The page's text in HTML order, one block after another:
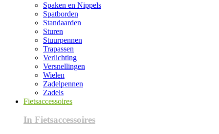
Spaken en Nippels
Spatborden
Standaarden
Sturen
Stuurpennen
Trapassen
Verlichting
Versnellingen
Wielen
Zadelpennen
Zadels
Fietsaccessoires
In Fietsaccessoires